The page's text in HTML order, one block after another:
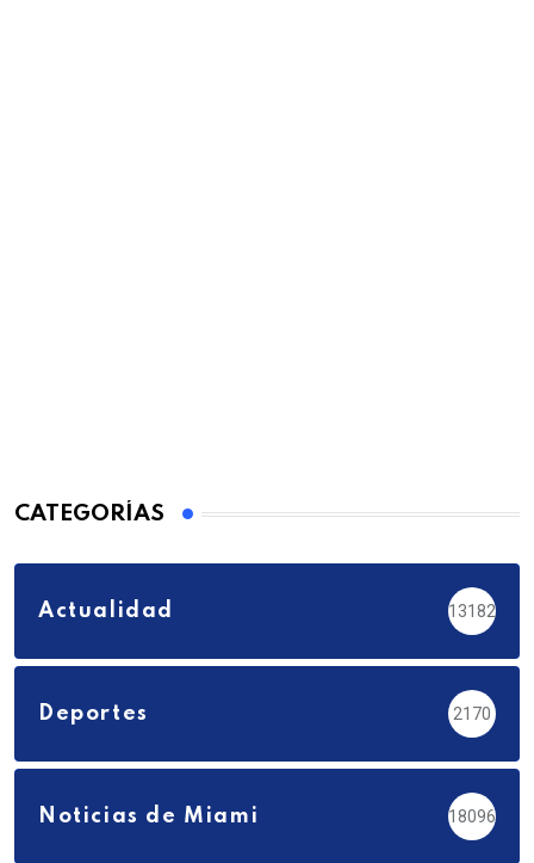
CATEGORÍAS
Actualidad 13182
Deportes 2170
Noticias de Miami 18096